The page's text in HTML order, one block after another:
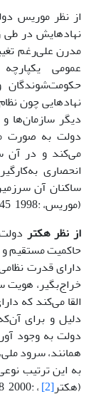
از نظر موریس
نهادهایش در طى
مدرن على‌رغم
عمومى
حکومت‌شوندگان
نهادهایى چون
دیگر سازمان‌ها
دولت به صورت
مى‌کند و در آن
انحصارى
ساکنان آن
(موریس، :1998 45ـ46)
از نظر هکتر
حاکمیت مستقیم
داراى قدرت
خراج‌بگیر، هویت
القا مى‌کند که
دلیل و براى
دولت به وجود
همانند، سرود
به این ترتیب
(هکتر[2] ، :2000 58ـ60)